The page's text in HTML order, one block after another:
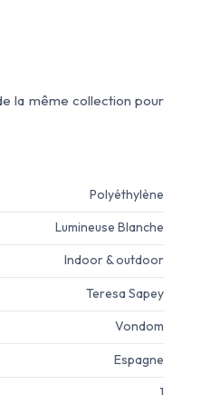
la même collection pour
Polyéthylène
Lumineuse Blanche
Indoor & outdoor
Teresa Sapey
Vondom
Espagne